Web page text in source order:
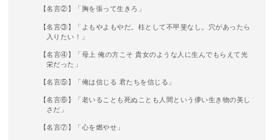
【名言②】「胸を張って生きろ」
【名言③】「よもやよもやだ。柱として不甲斐なし。穴があったら
入りたい！」
【名言④】「母上 俺の方こそ 貴女のような人に生んでもらえて光
栄だった」
【名言⑤】「俺は信じる 君たちを信じる」
【名言⑥】「老いることも死ぬことも人間という儚い生き物の美し
さだ」
【名言⑦】「心を燃やせ」